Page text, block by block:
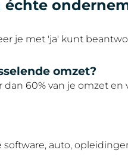
échte
je met 'ja' kunt
omzet?
60% van je omzet
auto,